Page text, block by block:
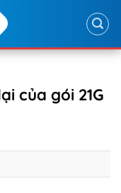
của gói 21G